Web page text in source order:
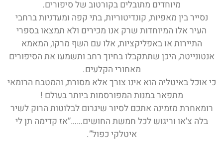
מיוחדים מתובלים בקורטוב של סיפורים.
נסייר בין מאפיות, קונדיטוריות, בתי קפה ומעדניות ברחבי
העיר אלו המיוחדות שרק אנו מכירים ולא תמצאו בספרי
התיירות או באפליקציות, אלו עם השף מרקו, המאמא
אנטונייטה, היכן שתתקבלו בחיוך רחב ותשמעו את הסיפורים
מאחורי הקלעים.
כי אוכל באיטליה הוא אינו צורך אלא מסורת, והמטבח הרומאי
מתפאר במנות המפורסמות ביותר בעולם !
רומאחרת מזמינה אתכם לסיור שיגרום לבלוטות הרוק לשיר
בלה צ'או וריגוש לכל חמשת החושים……”אז קדימה תן לי
איטלקי כפול”.